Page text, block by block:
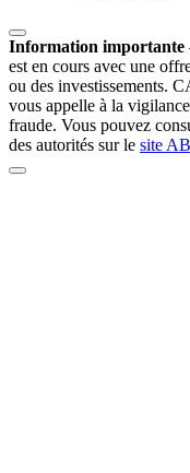
Information importante
est en cours avec une
ou des investissements.
vous appelle à la
fraude. Vous pouvez
des autorités sur le site